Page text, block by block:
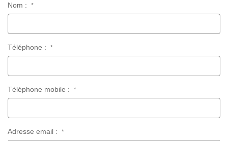
Nom : *
Téléphone : *
Téléphone mobile : *
Adresse email : *